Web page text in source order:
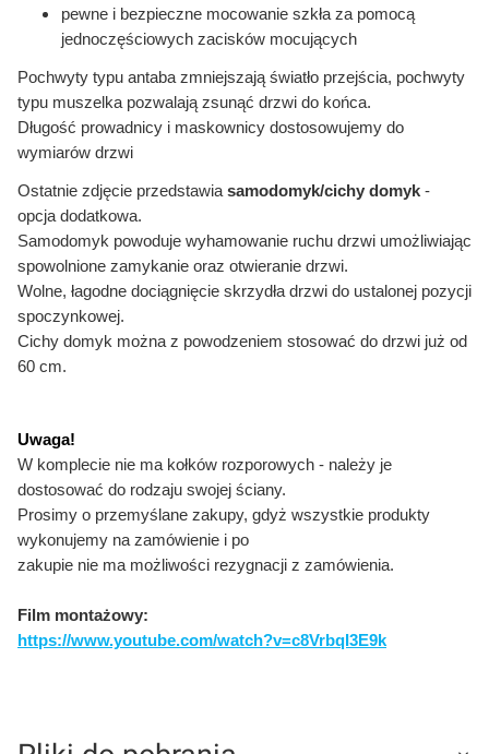
pewne i bezpieczne mocowanie szkła za pomocą
jednoczęściowych zacisków mocujących
Pochwyty typu antaba zmniejszają światło przejścia, pochwyty
typu muszelka pozwalają zsunąć drzwi do końca.
Długość prowadnicy i maskownicy dostosowujemy do
wymiarów drzwi
Ostatnie zdjęcie przedstawia samodomyk/cichy domyk -
opcja dodatkowa.
Samodomyk powoduje wyhamowanie ruchu drzwi umożliwiając
spowolnione zamykanie oraz otwieranie drzwi.
Wolne, łagodne dociągnięcie skrzydła drzwi do ustalonej pozycji
spoczynkowej.
Cichy domyk można z powodzeniem stosować do drzwi już od
60 cm.
Uwaga!
W komplecie nie ma kołków rozporowych - należy je
dostosować do rodzaju swojej ściany.
Prosimy o przemyślane zakupy, gdyż wszystkie produkty
wykonujemy na zamówienie i po
zakupie nie ma możliwości rezygnacji z zamówienia.
Film montażowy:
https://www.youtube.com/watch?v=c8VrbqI3E9k